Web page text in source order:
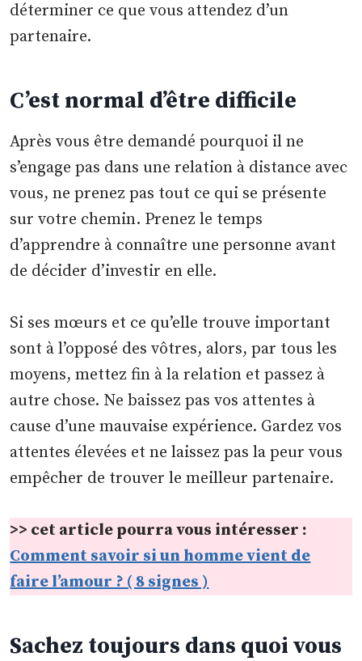
déterminer ce que vous attendez d’un
partenaire.
C’est normal d’être difficile
Après vous être demandé pourquoi il ne
s’engage pas dans une relation à distance avec
vous, ne prenez pas tout ce qui se présente
sur votre chemin. Prenez le temps
d’apprendre à connaître une personne avant
de décider d’investir en elle.
Si ses mœurs et ce qu’elle trouve important
sont à l’opposé des vôtres, alors, par tous les
moyens, mettez fin à la relation et passez à
autre chose. Ne baissez pas vos attentes à
cause d’une mauvaise expérience. Gardez vos
attentes élevées et ne laissez pas la peur vous
empêcher de trouver le meilleur partenaire.
>> cet article pourra vous intéresser :
Comment savoir si un homme vient de
faire l’amour ? ( 8 signes )
Sachez toujours dans quoi vous